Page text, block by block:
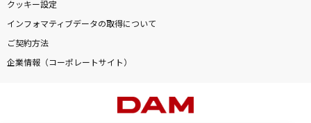
クッキー設定
インフォマティブデータの取得について
ご契約方法
企業情報（コーポレートサイト）